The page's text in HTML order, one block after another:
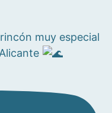
rincón muy especial